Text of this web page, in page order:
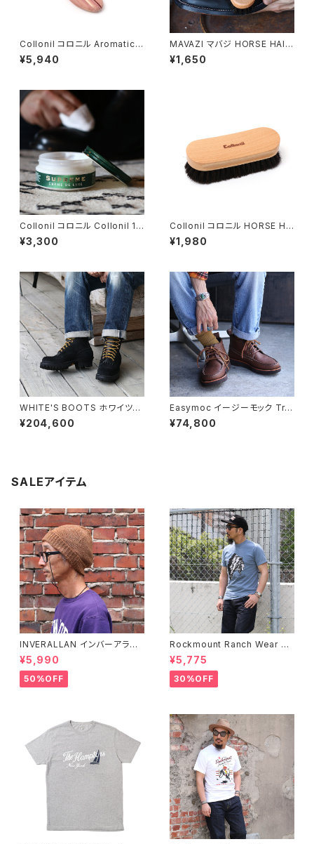
Collonil コロニル Aromatic
Ceder Shoe Tree アロマティ
ックシーダー 芳香西洋杉 シュー
¥5,940
MAVAZI マバジ HORSE HAIR
BRUSH 馬毛ブラシ ブラシ メン
テナンス シューケア レザーケア
¥1,650
Collonil コロニル Collonil 19
09 SUPREME CREME DE LU
XE シュプリームクリームデラッ
¥3,300
Collonil コロニル HORSE HA
IR BRUSH 馬毛ブラシ ブナ材
シューケア レザーケア ポリッシ
¥1,980
WHITE'S BOOTS ホワイツブ
ーツ ORIGINAL SMOKE JUM
PER / OILED ROUGHOUT B
¥204,600
Easymoc イージーモック Trai
lside Chukka Boots トレイル
サイドチャッカブーツ アメリカ製
¥74,800
SALEアイテム
INVERALLAN インバーアラン 1
00%ピュアウール ニットキャッ
プ 全8色
¥5,990
50%OFF
Rockmount Ranch Wear ロ
ックマウント ランチウェア Chie
f Western T-Shirt 半袖Tシャ
ツ 全2色
¥5,775
30%OFF